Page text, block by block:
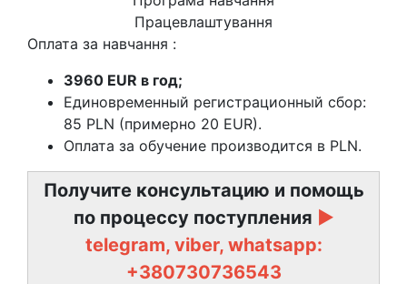
Працевлаштування
Оплата за навчання :
3960 EUR в год;
Единовременный регистрационный сбор:
85 PLN (примерно 20 EUR).
Оплата за обучение производится в PLN.
Получите консультацию и помощь
по процессу поступления ►
telegram, viber, whatsapp:
+380730736543